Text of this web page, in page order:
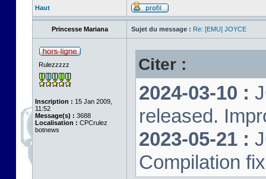
Haut
Princesse Mariana Sujet du message : Re: [EMU] JOYCE
Rulezzzzz
Inscription : 15 Jan 2009,
11:52
Message(s) : 3688
Localisation : CPCrulez
botnews
Citer :
2024-03-10 :
released.
2023-05-21 :
Compilation